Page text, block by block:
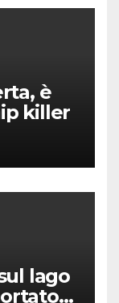
è
killer
lago